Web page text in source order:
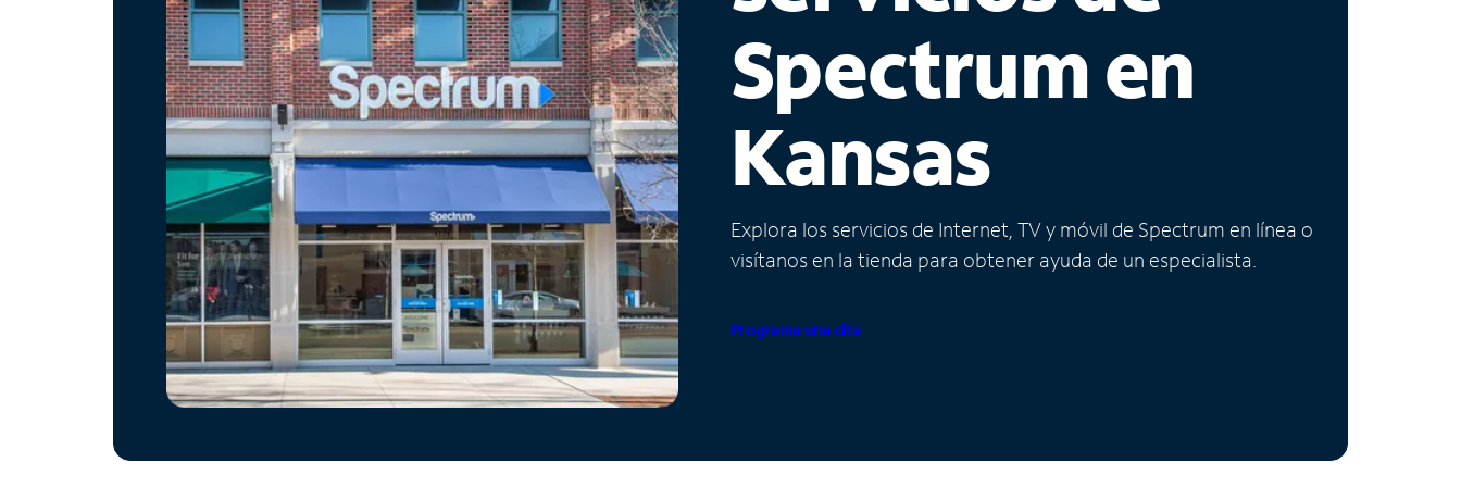
Spectrum en
Kansas
Explora los servicios de Internet, TV y móvil de Spectrum en línea o
visítanos en la tienda para obtener ayuda de un especialista.
Programa una cita